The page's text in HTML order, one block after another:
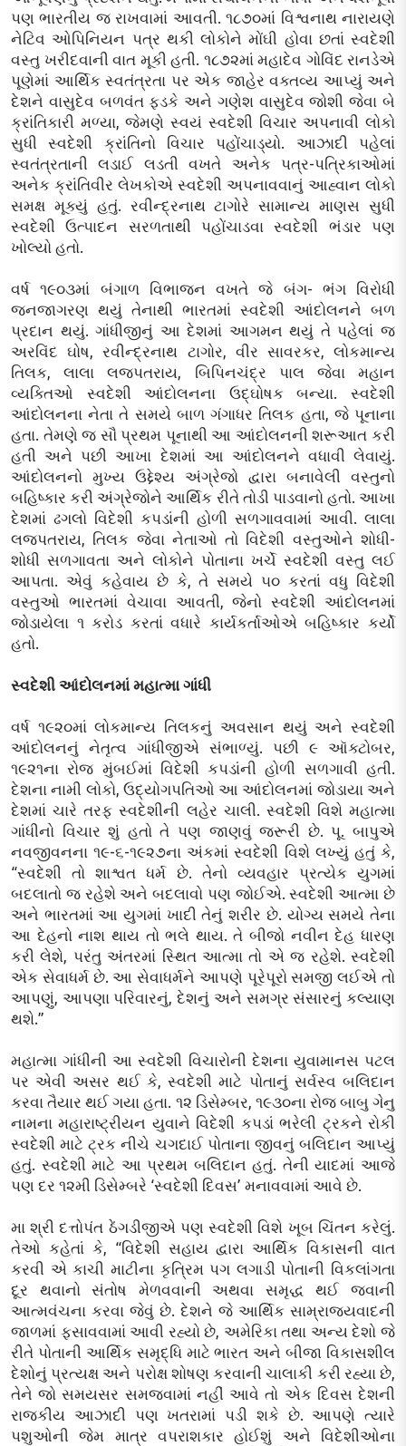
પણ ભારતીય જ રાખવામાં આવતી. ૧૮૭૦માં વિશ્વનાથ નારાયણે
નેટિવ ઓપિનિયન પત્ર થકી લોકોને મોંઘી હોવા છતાં સ્વદેશી
વસ્તુ ખરીદવાની વાત મૂકી હતી. ૧૮૭૨માં મહાદેવ ગોવિંદ રાનડેએ
પૂણેમાં આર્થિક સ્વતંત્રતા પર એક જાહેર વક્તવ્ય આપ્યું અને
દેશને વાસુદેવ બળવંત ફડકે અને ગણેશ વાસુદેવ જોશી જેવા બે
ક્રાંતિકારી મળ્યા, જેમણે સ્વયં સ્વદેશી વિચાર અપનાવી લોકો
સુધી સ્વદેશી ક્રાંતિનો વિચાર પહોંચાડ્યો. આઝાદી પહેલાં
સ્વતંત્રતાની લડાઈ લડતી વખતે અનેક પત્ર-પત્રિકાઓમાં
અનેક ક્રાંતિવીર લેખકોએ સ્વદેશી અપનાવવાનું આહ્વાન લોકો
સમક્ષ મૂક્યું હતું. રવીન્દ્રનાથ ટાગોરે સામાન્ય માણસ સુધી
સ્વદેશી ઉત્પાદન સરળતાથી પહોંચાડવા સ્વદેશી ભંડાર પણ
ખોલ્યો હતો.
વર્ષ ૧૯૦૩માં બંગાળ વિભાજન વખતે જે બંગ- ભંગ વિરોધી
જનજાગરણ થયું તેનાથી ભારતમાં સ્વદેશી આંદોલનને બળ
પ્રદાન થયું. ગાંધીજીનું આ દેશમાં આગમન થયું તે પહેલાં જ
અરવિંદ ઘોષ, રવીન્દ્રનાથ ટાગોર, વીર સાવરકર, લોકમાન્ય
તિલક, લાલા લજપતરાય, બિપિનચંદ્ર પાલ જેવા મહાન
વ્યક્તિઓ સ્વદેશી આંદોલનના ઉદ્ઘોષક બન્યા. સ્વદેશી
આંદોલનના નેતા તે સમયે બાળ ગંગાધર તિલક હતા, જે પૂનાના
હતા. તેમણે જ સૌ પ્રથમ પૂનાથી આ આંદોલનની શરૂઆત કરી
હતી અને પછી આખા દેશમાં આ આંદોલનને વધાવી લેવાયું.
આંદોલનનો મુખ્ય ઉદ્દેશ્ય અંગ્રેજો દ્વારા બનાવેલી વસ્તુનો
બહિષ્કાર કરી અંગ્રેજોને આર્થિક રીતે તોડી પાડવાનો હતો. આખા
દેશમાં ઢગલો વિદેશી કપડાંની હોળી સળગાવવામાં આવી. લાલા
લજપતરાય, તિલક જેવા નેતાઓ તો વિદેશી વસ્તુઓને શોધી-
શોધી સળગાવતા અને લોકોને પોતાના ખર્ચે સ્વદેશી વસ્તુ લઈ
આપતા. એવું કહેવાય છે કે, તે સમયે ૫૦ કરતાં વધુ વિદેશી
વસ્તુઓ ભારતમાં વેચાવા આવતી, જેનો સ્વદેશી આંદોલનમાં
જોડાયેલા ૧ કરોડ કરતાં વધારે કાર્યકર્તાઓએ બહિષ્કાર કર્યો
હતો.
સ્વદેશી આંદોલનમાં મહાત્મા ગાંધી
વર્ષ ૧૯૨૦માં લોકમાન્ય તિલકનું અવસાન થયું અને સ્વદેશી
આંદોલનનું નેતૃત્વ ગાંધીજીએ સંભાળ્યું. પછી ૯ ઑક્ટોબર,
૧૯૨૧ના રોજ મુંબઈમાં વિદેશી કપડાંની હોળી સળગાવી હતી.
દેશના નામી લોકો, ઉદ્યોગપતિઓ આ આંદોલનમાં જોડાયા અને
દેશમાં ચારે તરફ સ્વદેશીની લહેર ચાલી. સ્વદેશી વિશે મહાત્મા
ગાંધીનો વિચાર શું હતો તે પણ જાણવું જરૂરી છે. પૂ. બાપુએ
નવજીવનના ૧૯-૬-૧૯૨૭ના અંકમાં સ્વદેશી વિશે લખ્યું હતું કે,
“સ્વદેશી તો શાશ્વત ધર્મ છે. તેનો વ્યવહાર પ્રત્યેક યુગમાં
બદલાતો જ રહેશે અને બદલાવો પણ જોઈએ. સ્વદેશી આત્મા છે
અને ભારતમાં આ યુગમાં ખાદી તેનું શરીર છે. યોગ્ય સમયે તેના
આ દેહનો નાશ થાય તો ભલે થાય. તે બીજો નવીન દેહ ધારણ
કરી લેશે, પરંતુ અંતરમાં સ્થિત આત્મા તો એ જ રહેશે. સ્વદેશી
એક સેવાધર્મ છે. આ સેવાધર્મને આપણે પૂરેપૂરો સમજી લઈએ તો
આપણું, આપણા પરિવારનું, દેશનું અને સમગ્ર સંસારનું કલ્યાણ
થશે.”
મહાત્મા ગાંધીની આ સ્વદેશી વિચારોની દેશના યુવામાનસ પટલ
પર એવી અસર થઈ કે, સ્વદેશી માટે પોતાનું સર્વસ્વ બલિદાન
કરવા તૈયાર થઈ ગયા હતા. ૧૨ ડિસેમ્બર, ૧૯૩૦ના રોજ બાબુ ગેનુ
નામના મહારાષ્ટ્રીયન યુવાને વિદેશી કપડાં ભરેલી ટ્રકને રોકી
સ્વદેશી માટે ટ્રક નીચે ચગદાઈ પોતાના જીવનું બલિદાન આપ્યું
હતું. સ્વદેશી માટે આ પ્રથમ બલિદાન હતું. તેની યાદમાં આજે
પણ દર ૧૨મી ડિસેમ્બરે ‘સ્વદેશી દિવસ’ મનાવવામાં આવે છે.
મા શ્રી દત્તોપંત ઠેંગડીજીએ પણ સ્વદેશી વિશે ખૂબ ચિંતન કરેલું.
તેઓ કહેતાં કે, “વિદેશી સહાય દ્વારા આર્થિક વિકાસની વાત
કરવી એ કાચી માટીના કૃત્રિમ પગ લગાડી પોતાની વિકલાંગતા
દૂર થવાનો સંતોષ મેળવવાની અથવા સમૃદ્ધ થઈ જવાની
આત્મવંચના કરવા જેવું છે. દેશને જે આર્થિક સામ્રાજ્યવાદની
જાળમાં ફસાવવામાં આવી રહ્યો છે, અમેરિકા તથા અન્ય દેશો જે
રીતે પોતાની આર્થિક સમૃદ્ધિ માટે ભારત અને બીજા વિકાસશીલ
દેશોનું પ્રત્યક્ષ અને પરોક્ષ શોષણ કરવાની ચાલાકી કરી રહ્યા છે,
તેને જો સમયસર સમજવામાં નહીં આવે તો એક દિવસ દેશની
રાજકીય આઝાદી પણ ખતરામાં પડી શકે છે. આપણે ત્યારે
પશુઓની જેમ માત્ર વપરાશકાર હોઈશું અને વિદેશીઓના